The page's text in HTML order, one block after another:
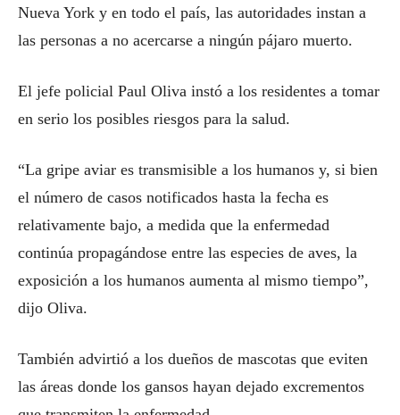
Nueva York y en todo el país, las autoridades instan a
las personas a no acercarse a ningún pájaro muerto.
El jefe policial Paul Oliva instó a los residentes a tomar
en serio los posibles riesgos para la salud.
“La gripe aviar es transmisible a los humanos y, si bien
el número de casos notificados hasta la fecha es
relativamente bajo, a medida que la enfermedad
continúa propagándose entre las especies de aves, la
exposición a los humanos aumenta al mismo tiempo”,
dijo Oliva.
También advirtió a los dueños de mascotas que eviten
las áreas donde los gansos hayan dejado excrementos